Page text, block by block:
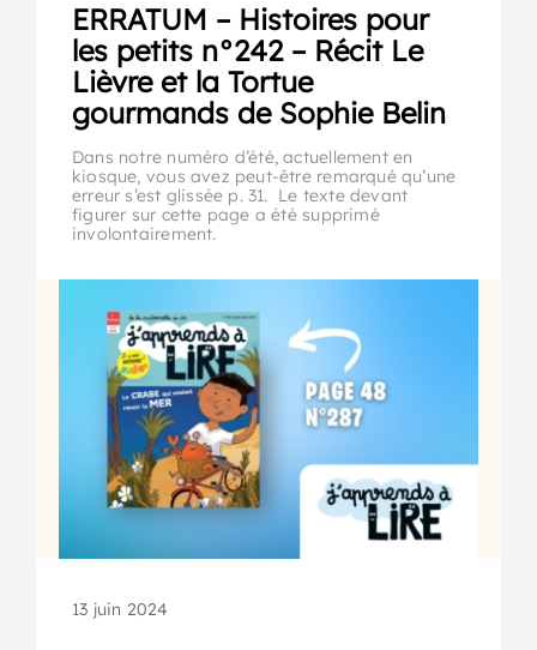
ERRATUM – Histoires pour
les petits n°242 – Récit Le
Lièvre et la Tortue
gourmands de Sophie Belin
Dans notre numéro d’été, actuellement en
kiosque, vous avez peut-être remarqué qu’une
erreur s’est glissée p. 31. Le texte devant
figurer sur cette page a été supprimé
involontairement.
13 juin 2024